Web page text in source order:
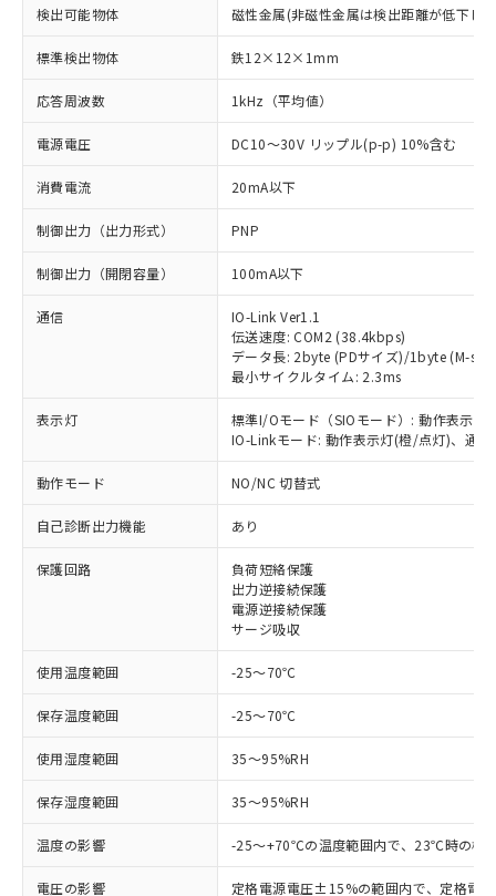
検出可能物体 磁性金属(非磁性金属は検出距離が低下し
標準検出物体 鉄12×12×1mm
応答周波数 1kHz（平均値）
電源電圧 DC10～30V リップル(p-p) 10%含む
消費電流 20mA以下
制御出力（出力形式） PNP
制御出力（開閉容量） 100mA以下
通信
IO-Link Ver1.1
伝送速度: COM2 (38.4kbps)
データ長: 2byte (PDサイズ)/1byte (M-
最小サイクルタイム: 2.3ms
表示灯
標準I/Oモード（SIOモード）: 動作表示
IO-Linkモード: 動作表示灯(橙/点灯)、通
動作モード NO/NC 切替式
自己診断出力機能 あり
保護回路
負荷短絡保護
出力逆接続保護
電源逆接続保護
サージ吸収
使用温度範囲 -25～70℃
保存温度範囲 -25～70℃
使用湿度範囲 35～95%RH
保存湿度範囲 35～95%RH
温度の影響 -25～+70℃の温度範囲内で、23℃時の検
電圧の影響 定格電源電圧±15%の範囲内で、定格電
以下の条件をお読みいただき、同意のうえ
商品の当社在庫状況および標準価格
(税抜)を提供させていただくもので
当社制御機器事業取扱商品の中には、
本サービスの対象外となる商品もある
ことをご了承ください。
対応済み：EU RoHS指令（10物質）の
非含有に対応した製品が提供可能な商品で
対応予定：EU RoHS指令（10物質）の非含
有に対応した製品に切り替える予定のある
対応予定なし：EU RoHS指令（10物質）の
非含有に非対応の商品で、対応品を出す予
調査・確認中：EU RoHS指令（10物質）の
非含有の対応状況を調査中または確認中の
商品です。
害物質有無と関係のない商品です。
仕入先様の事情により、非含有部品として
いたものが、含有品と判明した場合などや
むを得ず変更することがあります。
※1 中国RoHS○×表
「○」：最大均質材料含有率が中国RoHSの
基準値以下であることを示します。
基準値を超えていることを示します。
「－」：未確認です。当社販売部門へお問
当社は、これら貴社製品のうち、外国
為替および外国貿易法に定める商品